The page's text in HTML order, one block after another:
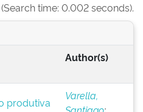
time: 0.002 seconds).
Author(s)
produtiva
Varella,